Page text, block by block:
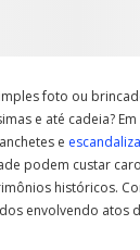
foto ou
e até cadeia?
e
podem custar
históricos.
envolvendo atos